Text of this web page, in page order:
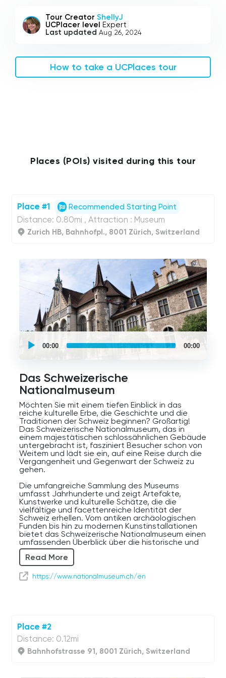
Tour Creator ShellyJ
UCPlacer level Expert
Last updated Aug 26, 2024
How to take a UCPlaces tour
Places (POIs) visited during this tour
Place #1 Recommended Starting Point
Distance: 0.80mi , Attraction : Museum
Zurich HB, Bahnhofpl., 8001 Zürich, Switzerland
UCPlaces
self
guided
tour
Player
00:00 00:00
Das Schweizerische
Nationalmuseum
Möchten Sie mit einem tiefen Einblick in das
reiche kulturelle Erbe, die Geschichte und die
Traditionen der Schweiz beginnen? Großartig!
Das Schweizerische Nationalmuseum, das in
einem majestätischen schlossähnlichen Gebäude
untergebracht ist, fasziniert Besucher schon von
Weitem und lädt sie ein, auf eine Reise durch die
Vergangenheit und Gegenwart der Schweiz zu
gehen.
Die umfangreiche Sammlung des Museums
umfasst Jahrhunderte und zeigt Artefakte,
Kunstwerke und kulturelle Schätze, die die
vielfältige und facettenreiche Identität der
Schweiz erhellen. Vom antiken archäologischen
Funden bis hin zu modernen Kunstinstallationen
bietet das Schweizerische Nationalmuseum einen
umfassenden Überblick über die historische und
kulturelle Entwicklung des Landes.
Besucher des Museums können eine Vielzahl von
Ausstellungen erkunden, die jeweils Einblicke in
verschiedene Aspekte des schweizerischen
Schweiz und ihre Beiträge zur Welt.
Ein Höhepunkt des Schweizerischen
Nationalmuseums ist seine Sammlung historischer
Artefakte, darunter Waffen, Rüstungen und
Read More
https://www.nationalmuseum.ch/en
Place #2
Distance: 0.12mi
Bahnhofstrasse 91, 8001 Zürich, Switzerland